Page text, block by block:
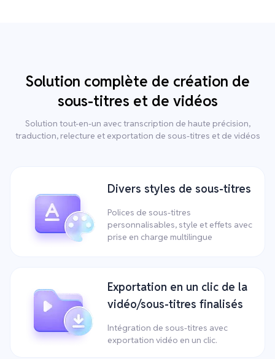
Solution complète de création de
sous-titres et de vidéos
Solution tout-en-un avec transcription de haute précision,
traduction, relecture et exportation de sous-titres et de vidéos
Divers styles de sous-titres
Polices de sous-titres
personnalisables, style et effets avec
prise en charge multilingue
Exportation en un clic de la
vidéo/sous-titres finalisés
Intégration de sous-titres avec
exportation vidéo en un clic.